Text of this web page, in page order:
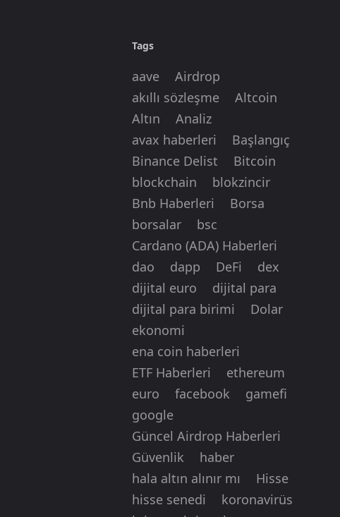
Tags
aave
Airdrop
akıllı sözleşme
Altcoin
Altın
Analiz
avax haberleri
Başlangıç
Binance Delist
Bitcoin
blockchain
blokzincir
Bnb Haberleri
Borsa
borsalar
bsc
Cardano (ADA) Haberleri
dao
dapp DeFi
dex
dijital euro
dijital para
dijital para birimi
Dolar
ekonomi
ena coin haberleri
ETF Haberleri
ethereum
euro
facebook
gamefi
google
Güncel Airdrop Haberleri
Güvenlik
haber
hala altın alınır mı
Hisse
hisse senedi
koronavirüs